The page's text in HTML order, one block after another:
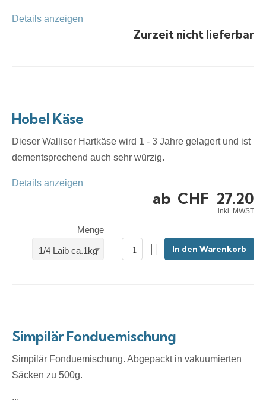
Details anzeigen
Zurzeit nicht lieferbar
Hobel Käse
Dieser Walliser Hartkäse wird 1 - 3 Jahre gelagert und ist
dementsprechend auch sehr würzig.
Details anzeigen
ab CHF 27.20
inkl. MWST
Menge
1/4 Laib ca.1kg In den Warenkorb
Simpilär Fonduemischung
Simpilär Fonduemischung. Abgepackt in vakuumierten
Säcken zu 500g.
...